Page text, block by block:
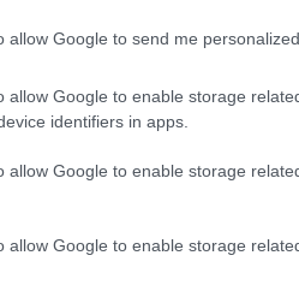
allow Google to send me
allow Google to enable storage
identifiers in apps.
allow Google to enable storage
allow Google to enable storage
lub w dwóch miejscach
pozostanie "w uśpieniu"
ekologiczną jazdę i
oferuje 3,3 kW mocy, zaś
nam na szybkim
- wówczas w 2,5-3